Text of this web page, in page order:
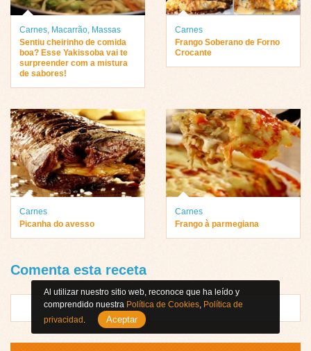
Carnes, Macarrão, Massas
Sentiu cheirinho de comida
boa? Esse Yakissoba vai te
surpreender com a mistura
de sabores!
Carnes
Frango Soberano de Forno
Crocante
Carnes
Picanha do avesso
Carnes
Frango à parmegiana
Comenta esta receta
Al utilizar nuestro sitio web, reconoce que ha leído y
comprendido nuestra Política de Cookies, Política de
privacidad . Aceptar